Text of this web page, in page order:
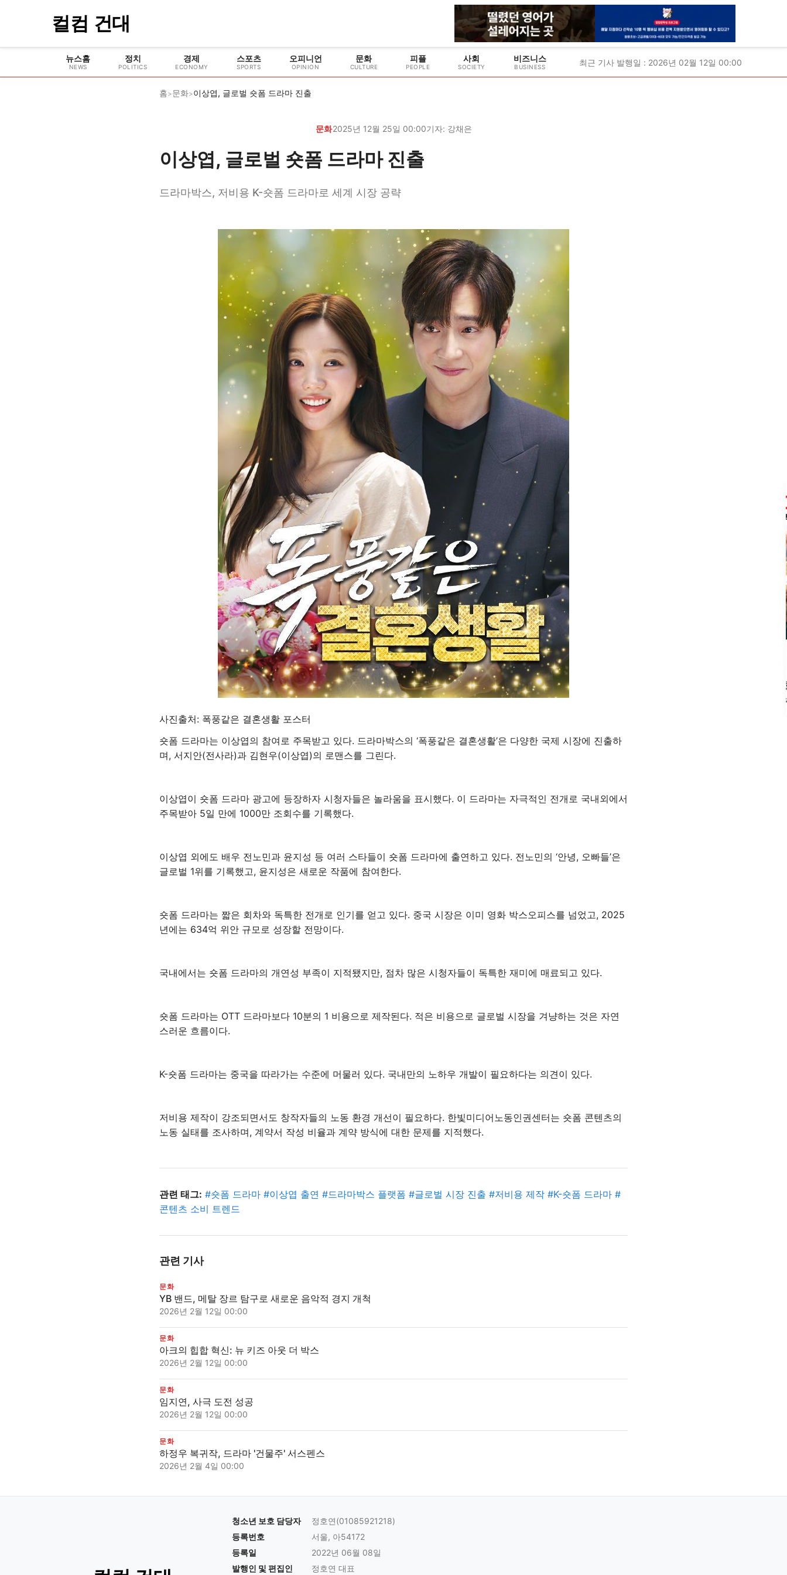
컬컴 건대
뉴스홈
NEWS
정치
POLITICS
경제
ECONOMY
스포츠
SPORTS
오피니언
OPINION
문화
CULTURE
피플
PEOPLE
사회
SOCIETY
비즈니스
BUSINESS 최근 기사 발행일 : 2026년 02월 12일 00:00
홈>문화>이상엽, 글로벌 숏폼 드라마 진출
문화2025년 12월 25일 00:00기자: 강채은
이상엽, 글로벌 숏폼 드라마 진출
드라마박스, 저비용 K-숏폼 드라마로 세계 시장 공략
사진출처: 폭풍같은 결혼생활 포스터
숏폼 드라마는 이상엽의 참여로 주목받고 있다. 드라마박스의 ‘폭풍같은 결혼생활’은 다양한 국제 시장에 진출하
며, 서지안(전사라)과 김현우(이상엽)의 로맨스를 그린다.
이상엽이 숏폼 드라마 광고에 등장하자 시청자들은 놀라움을 표시했다. 이 드라마는 자극적인 전개로 국내외에서
주목받아 5일 만에 1000만 조회수를 기록했다.
이상엽 외에도 배우 전노민과 윤지성 등 여러 스타들이 숏폼 드라마에 출연하고 있다. 전노민의 ‘안녕, 오빠들’은
글로벌 1위를 기록했고, 윤지성은 새로운 작품에 참여한다.
숏폼 드라마는 짧은 회차와 독특한 전개로 인기를 얻고 있다. 중국 시장은 이미 영화 박스오피스를 넘었고, 2025
년에는 634억 위안 규모로 성장할 전망이다.
국내에서는 숏폼 드라마의 개연성 부족이 지적됐지만, 점차 많은 시청자들이 독특한 재미에 매료되고 있다.
숏폼 드라마는 OTT 드라마보다 10분의 1 비용으로 제작된다. 적은 비용으로 글로벌 시장을 겨냥하는 것은 자연
스러운 흐름이다.
K-숏폼 드라마는 중국을 따라가는 수준에 머물러 있다. 국내만의 노하우 개발이 필요하다는 의견이 있다.
저비용 제작이 강조되면서도 창작자들의 노동 환경 개선이 필요하다. 한빛미디어노동인권센터는 숏폼 콘텐츠의
노동 실태를 조사하며, 계약서 작성 비율과 계약 방식에 대한 문제를 지적했다.
관련 태그: #숏폼 드라마 #이상엽 출연 #드라마박스 플랫폼 #글로벌 시장 진출 #저비용 제작 #K-숏폼 드라마 #
콘텐츠 소비 트렌드
관련 기사
문화
YB 밴드, 메탈 장르 탐구로 새로운 음악적 경지 개척
2026년 2월 12일 00:00
문화
아크의 힙합 혁신: 뉴 키즈 아웃 더 박스
2026년 2월 12일 00:00
문화
임지연, 사극 도전 성공
2026년 2월 12일 00:00
문화
하정우 복귀작, 드라마 '건물주' 서스펜스
2026년 2월 4일 00:00
청소년 보호 담당자
정호연(01085921218)
등록번호
서울, 아54172
등록일
2022년 06월 08일
발행인 및 편집인
정호연 대표